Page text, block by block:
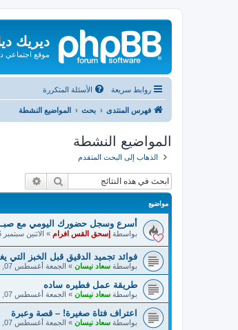
ديريك
موقع اجتماعي
روابط سريعة الأسئلة المتكررة
فهرس المنتدى بحث المواضيع النشطة
المواضيع النشطة
الذهاب إلى البحث المتقدم
بحث
مواضيع
أسرع وسجل حضورك اليومي مع
بواسطة إسحق القس افرام » الاثنين سبتمبر 06, 2010 7:05 am
فوائد تجميد الدقيق قبل الخبز التي
بواسطة سعاد نيسان » الجمعة أغسطس 07, 2026 6:55 pm
طريقة عمل فطيره ساده
بواسطة سعاد نيسان » الجمعة أغسطس 07, 2026 6:49 pm
اعتراف فتاة صغيرة! – قصة وعبرة
بواسطة سعاد نيسان » الجمعة أغسطس 07, 2026 6:45 pm